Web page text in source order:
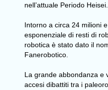
nell’attuale Periodo Heisei.
Intorno a circa 24 milioni
esponenziale di resti di
robotica è stato dato il
Fanerobotico.
La grande abbondanza e
accesi dibattiti tra i